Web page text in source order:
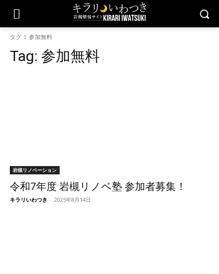
タグ 参加無料
Tag: 参加無料
岩槻リノベーション
令和7年度 岩槻リノベ塾 参加者募集！
キラリいわつき - 2025年8月14日